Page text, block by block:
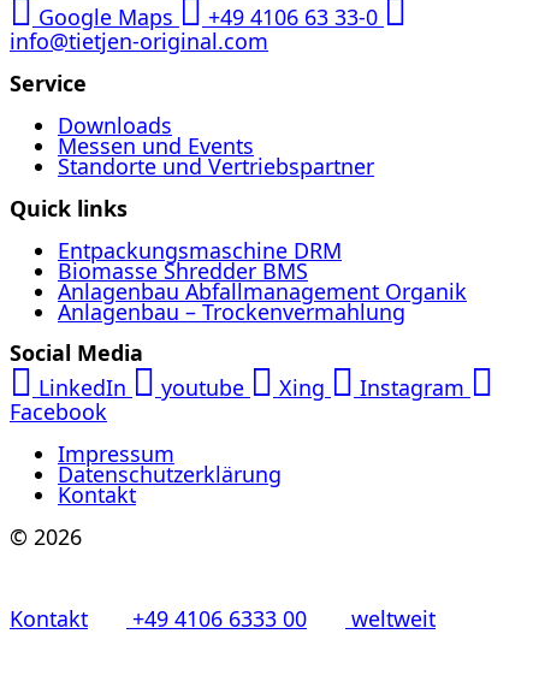
Google Maps
+49 4106 63 33-0
info@tietjen-original.com
Service
Downloads
Messen und Events
Standorte und Vertriebspartner
Quick links
Entpackungsmaschine DRM
Biomasse Shredder BMS
Anlagenbau Abfallmanagement Organik
Anlagenbau – Trockenvermahlung
Social Media
LinkedIn
youtube Xing
Instagram
Facebook
Impressum
Datenschutzerklärung
Kontakt
© 2026
Kontakt +49 4106 6333 00 weltweit